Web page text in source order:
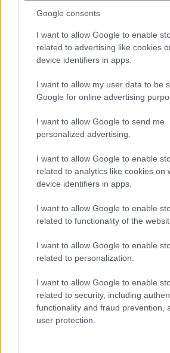
Google consents
I want to allow Google to enable
related to advertising like cookies
device identifiers in apps.
I want to allow my user data to be
Google for online advertising
I want to allow Google to send me
personalized advertising.
I want to allow Google to enable
related to analytics like cookies on
device identifiers in apps.
I want to allow Google to enable
related to functionality of the
I want to allow Google to enable
related to personalization.
I want to allow Google to enable
related to security, including
functionality and fraud prevention,
user protection.
ENIKOS
βίντεο» του Μοτζτάμπα
μέσω φημών για την υγεία